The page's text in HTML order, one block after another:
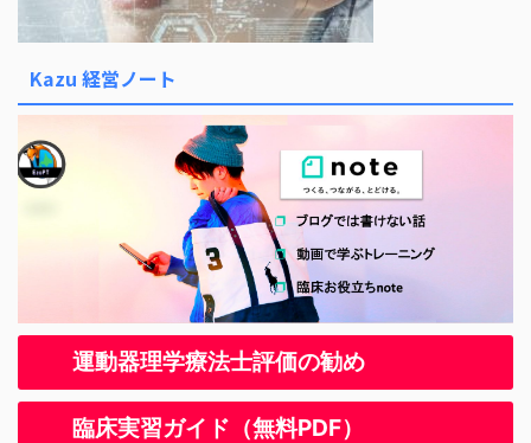
Kazu 経営ノート
運動器理学療法士評価の勧め
臨床実習ガイド（無料PDF）